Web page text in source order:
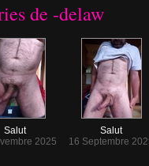
de -delaw
Salut
2025
Salut
16 Septembre